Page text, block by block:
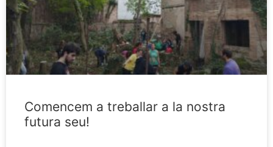
Comencem a treballar a la nostra
futura seu!